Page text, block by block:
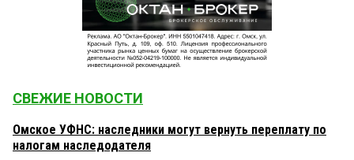
СВЕЖИЕ НОВОСТИ
Омское УФНС: наследники могут вернуть переплату по
налогам наследодателя